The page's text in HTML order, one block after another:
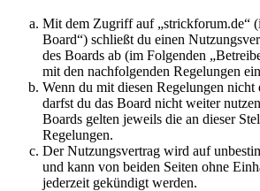
Mit dem Zugriff auf „strickforum.de“
Board“) schließt du einen
des Boards ab (im Folgenden
mit den nachfolgenden Regelungen
Wenn du mit diesen Regelungen nicht
darfst du das Board nicht weiter
Boards gelten jeweils die an dieser
Regelungen.
Der Nutzungsvertrag wird auf
und kann von beiden Seiten ohne
jederzeit gekündigt werden.